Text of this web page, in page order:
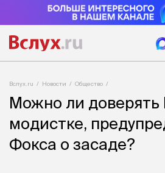
Вслух.ru Новости Общество
Можно ли доверять
модистке,
Фокса о засаде?